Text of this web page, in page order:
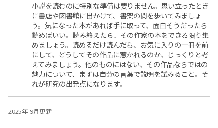
小説を読むのに特別な準備は要りません。思い立ったとき
に書店や図書館に出かけて、書架の間を歩いてみましょ
う。気になった本があれば手に取って、面白そうだったら
読めばいい。読み終えたら、その作家の本をできる限り集
めましょう。読めるだけ読んだら、お気に入りの一冊を前
にして、どうしてその作品に惹かれるのか、じっくりと考
えてみましょう。他のものにはない、その作品ならではの
魅力について、まずは自分の言葉で説明を試みること。そ
れが研究の出発点になります。
2025年 9月更新